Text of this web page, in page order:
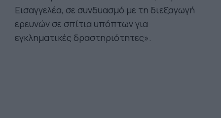
Εισαγγελέα, σε συνδυασμό με τη διεξαγωγή
ερευνών σε σπίτια υπόπτων για
εγκληματικές δραστηριότητες».